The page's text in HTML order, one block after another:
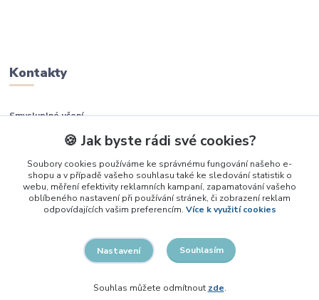
Kontakty
Smysluplné učení
+420 737 937 936
info@smysluplneuceni.cz
Vytvořeno na
Eshop-rychle.cz
🍪 Jak byste rádi své cookies?
Soubory cookies používáme ke správnému fungování našeho e-
shopu a v případě vašeho souhlasu také ke sledování statistik o
webu, měření efektivity reklamních kampaní, zapamatování vašeho
oblíbeného nastavení při používání stránek, či zobrazení reklam
odpovídajících vašim preferencím. Více k využití cookies
Nastavení Souhlasím
Souhlas můžete odmítnout zde.